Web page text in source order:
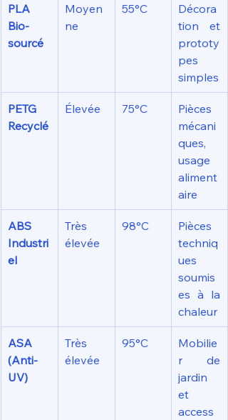
PLA
Bio-
sourcé
Moyen
ne
55°C
Décora
tion et
prototy
pes
simples
PETG
Recyclé
Élevée 75°C
Pièces
mécani
ques,
usage
aliment
aire
ABS
Industri
el
Très
élevée
98°C
Pièces
techniq
ues
soumis
es à la
chaleur
ASA
(Anti-
UV)
Très
élevée
95°C
Mobilie
r de
jardin
et
access